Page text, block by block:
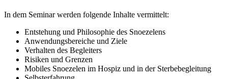
In dem Seminar werden folgende Inhalte vermittelt:
Entstehung und Philosophie des Snoezelens
Anwendungsbereiche und Ziele
Verhalten des Begleiters
Risiken und Grenzen
Mobiles Snoezelen im Hospiz und in der Sterbebegleitung